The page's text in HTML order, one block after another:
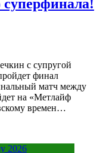
с супругой
финал
матч между
на «Метлайф
времен…
2026